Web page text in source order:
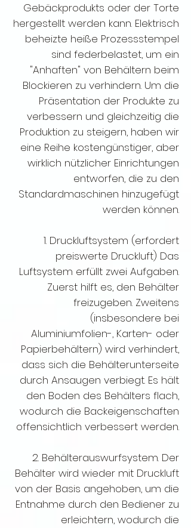
Gebäckprodukts oder der Torte
hergestellt werden kann. Elektrisch
beheizte heiße Prozessstempel
sind federbelastet, um ein
"Anhaften" von Behältern beim
Blockieren zu verhindern. Um die
Präsentation der Produkte zu
verbessern und gleichzeitig die
Produktion zu steigern, haben wir
eine Reihe kostengünstiger, aber
wirklich nützlicher Einrichtungen
entworfen, die zu den
Standardmaschinen hinzugefügt
werden können.
1. Druckluftsystem (erfordert
preiswerte Druckluft) Das
Luftsystem erfüllt zwei Aufgaben.
Zuerst hilft es, den Behälter
freizugeben. Zweitens
(insbesondere bei
Aluminiumfolien-, Karten- oder
Papierbehältern) wird verhindert,
dass sich die Behälterunterseite
durch Ansaugen verbiegt. Es hält
den Boden des Behälters flach,
wodurch die Backeigenschaften
offensichtlich verbessert werden.
2. Behälterauswurfsystem. Der
Behälter wird wieder mit Druckluft
von der Basis angehoben, um die
Entnahme durch den Bediener zu
erleichtern, wodurch die